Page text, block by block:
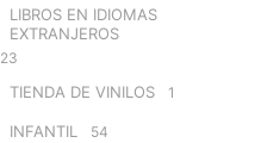
LIBROS EN IDIOMAS
EXTRANJEROS
23
TIENDA DE VINILOS 1
INFANTIL 54